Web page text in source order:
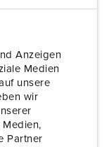
Anzeigen
Medien
unsere
wir
Partner